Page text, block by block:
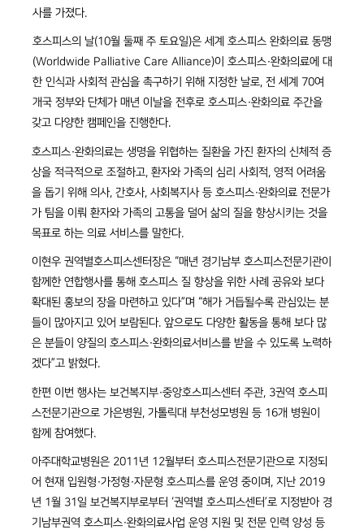
사를 가졌다.
호스피스의 날(10월 둘째 주 토요일)은 세계 호스피스 완화의료 동맹
(Worldwide Palliative Care Alliance)이 호스피스·완화의료에 대
한 인식과 사회적 관심을 촉구하기 위해 지정한 날로, 전 세계 70여
개국 정부와 단체가 매년 이날을 전후로 호스피스·완화의료 주간을
갖고 다양한 캠페인을 진행한다.
호스피스·완화의료는 생명을 위협하는 질환을 가진 환자의 신체적 증
상을 적극적으로 조절하고, 환자와 가족의 심리 사회적, 영적 어려움
을 돕기 위해 의사, 간호사, 사회복지사 등 호스피스·완화의료 전문가
가 팀을 이뤄 환자와 가족의 고통을 덜어 삶의 질을 향상시키는 것을
목표로 하는 의료 서비스를 말한다.
이현우 권역별호스피스센터장은 “매년 경기남부 호스피스전문기관이
함께한 연합행사를 통해 호스피스 질 향상을 위한 사례 공유와 보다
확대된 홍보의 장을 마련하고 있다”며 “해가 거듭될수록 관심있는 분
들이 많아지고 있어 보람된다. 앞으로도 다양한 활동을 통해 보다 많
은 분들이 양질의 호스피스·완화의료서비스를 받을 수 있도록 노력하
겠다”고 밝혔다.
한편 이번 행사는 보건복지부·중앙호스피스센터 주관, 3권역 호스피
스전문기관으로 가은병원, 가톨릭대 부천성모병원 등 16개 병원이
함께 참여했다.
아주대학교병원은 2011년 12월부터 호스피스전문기관으로 지정되
어 현재 입원형·가정형·자문형 호스피스를 운영 중이며, 지난 2019
년 1월 31일 보건복지부로부터 ‘권역별 호스피스센터’로 지정받아 경
기남부권역 호스피스·완화의료사업 운영 지원 및 전문 인력 양성 등